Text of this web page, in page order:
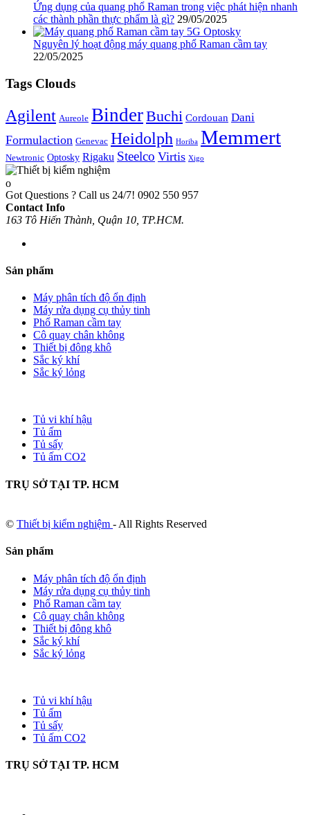
Ứng dụng của quang phổ Raman trong việc phát hiện nhanh
các thành phần thực phẩm là gì? 29/05/2025
Nguyên lý hoạt động máy quang phổ Raman cầm tay
22/05/2025
Tags Clouds
Agilent Aureole BinderBuchi Cordouan Dani
Formulaction Genevac Heidolph Horiba Memmert
Newtronic Optosky Rigaku Steelco Virtis Xigo
Got Questions ? Call us 24/7! 0902 550 957
Contact Info
163 Tô Hiến Thành, Quận 10, TP.HCM.
Sản phẩm
Máy phân tích độ ổn định
Máy rửa dụng cụ thủy tinh
Phổ Raman cầm tay
Cô quay chân không
Thiết bị đông khô
Sắc ký khí
Sắc ký lỏng
Tủ vi khí hậu
Tủ ấm
Tủ sấy
Tủ ấm CO2
TRỤ SỞ TẠI TP. HCM
© Thiết bị kiểm nghiệm - All Rights Reserved
Sản phẩm
Máy phân tích độ ổn định
Máy rửa dụng cụ thủy tinh
Phổ Raman cầm tay
Cô quay chân không
Thiết bị đông khô
Sắc ký khí
Sắc ký lỏng
Tủ vi khí hậu
Tủ ấm
Tủ sấy
Tủ ấm CO2
TRỤ SỞ TẠI TP. HCM